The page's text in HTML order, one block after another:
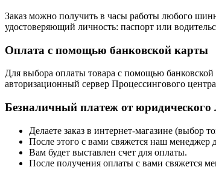
Заказ можно получить в часы работы любого
удостоверяющий личность: паспорт или
Оплата с помощью банковской карты
Для выбора оплаты товара с помощью банковской
авторизационный сервер Процессингового
Безналичный платеж от юридического
Делаете заказ в интернет-магазине (выбор
После этого с вами свяжется наш менеджер
Вам будет выставлен счет для оплаты.
После получения оплаты с вами свяжется